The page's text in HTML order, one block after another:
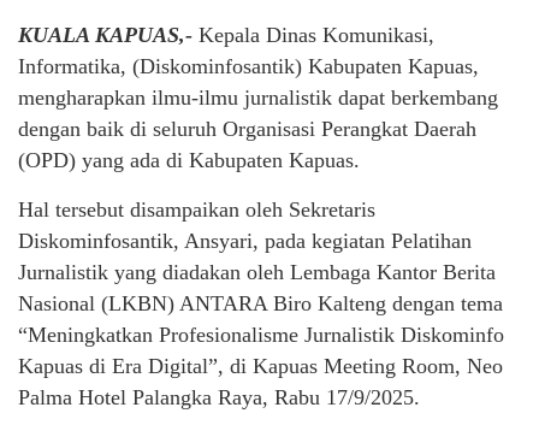
KUALA KAPUAS,- Kepala Dinas Komunikasi,
Informatika, (Diskominfosantik) Kabupaten Kapuas,
mengharapkan ilmu-ilmu jurnalistik dapat berkembang
dengan baik di seluruh Organisasi Perangkat Daerah
(OPD) yang ada di Kabupaten Kapuas.
Hal tersebut disampaikan oleh Sekretaris
Diskominfosantik, Ansyari, pada kegiatan Pelatihan
Jurnalistik yang diadakan oleh Lembaga Kantor Berita
Nasional (LKBN) ANTARA Biro Kalteng dengan tema
“Meningkatkan Profesionalisme Jurnalistik Diskominfo
Kapuas di Era Digital”, di Kapuas Meeting Room, Neo
Palma Hotel Palangka Raya, Rabu 17/9/2025.